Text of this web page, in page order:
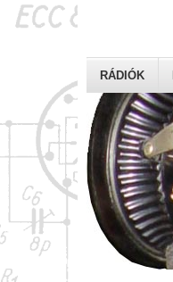
RÁDIÓK